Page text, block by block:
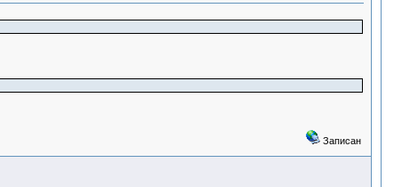
Записан